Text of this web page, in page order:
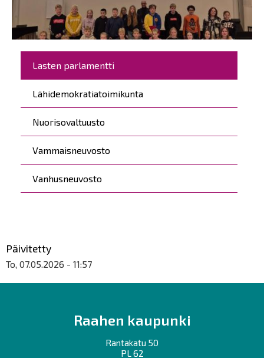
Päävalikko
Lasten parlamentti
Lähidemokratiatoimikunta
Nuorisovaltuusto
Vammaisneuvosto
Vanhusneuvosto
Päivitetty
To, 07.05.2026 - 11:57
Raahen kaupunki
Rantakatu 50
PL 62